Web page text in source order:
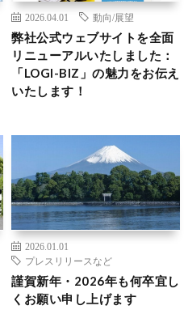
2026.04.01 動向/展望
弊社公式ウェブサイトを全面
リニューアルいたしました：
「LOGI-BIZ」の魅力をお伝え
いたします！
2026.01.01
プレスリリースなど
謹賀新年・2026年も何卒宜し
くお願い申し上げます